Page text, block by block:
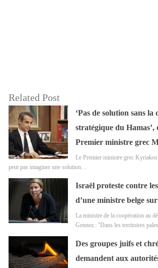
Related Post
‘Pas de solution sans la
stratégique du Hamas’,
Premier ministre grec
Le Premier ministre grec
peut pas imaginer une solution…
Israël proteste contre
d’une ministre belge
La ministre de la coopération au
Gennez : ''Dans les territoires
Des groupes juifs et
demandent aux